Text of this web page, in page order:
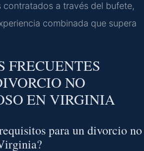
contratados a través del bufete,
combinada que supera
FRECUENTES
NO
EN VIRGINIA
para un divorcio no